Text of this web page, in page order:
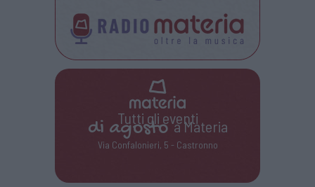
Tutti gli eventi
di agostoa Materia
Via Confalonieri, 5 - Castronno